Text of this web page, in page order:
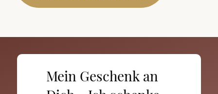
Mein Geschenk an